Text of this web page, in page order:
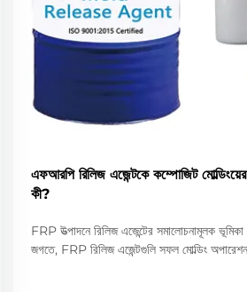
এফআরপি রিলিজ এজেন্টকে কম্পোজিট
কী?
FRP উত্পাদনে রিলিজ এজেন্টের সমালোচনামূলক
জগতে, FRP রিলিজ এজেন্টগুলি সফল মোল্ডিং অপারেশন